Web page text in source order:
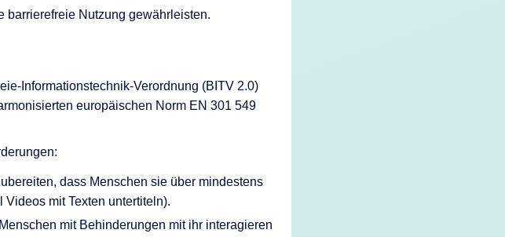
barrierefreie Nutzung gewährleisten.
Informationstechnik-Verordnung (BITV 2.0)
europäischen Norm EN 301 549
dass Menschen sie über mindestens
mit Texten untertiteln).
mit Behinderungen mit ihr interagieren